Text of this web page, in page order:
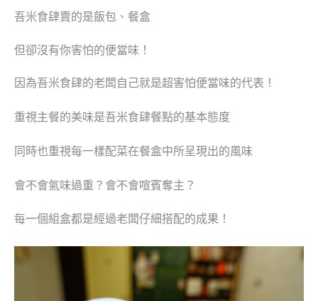
吾米食肆賣的是飯包、餐盒
但卻沒有你害怕的便當味！
因為吾米食肆的老闆自己就是超害怕便當味的代表！
重視主餐的美味是吾米食肆餐點的基本態度
同時也重視每一樣配菜在餐盒中所呈現出的風味
會不會氣味過重？ 會不會喧賓奪主？
每一個組盒都是經過老闆仔細搭配的成果！